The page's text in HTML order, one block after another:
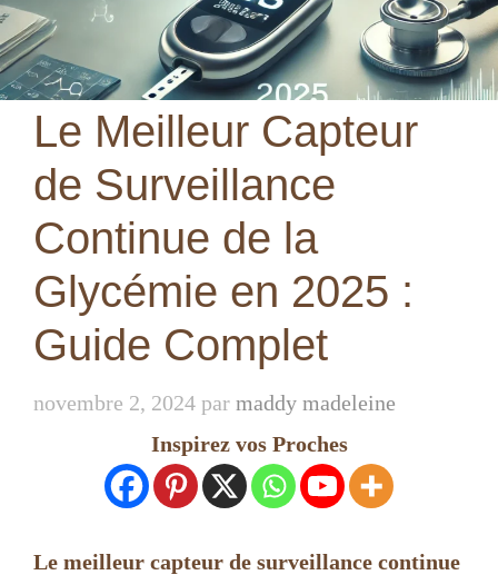
Le Meilleur Capteur
de Surveillance
Continue de la
Glycémie en 2025 :
Guide Complet
novembre 2, 2024 par maddy madeleine
Inspirez vos Proches
Le meilleur capteur de surveillance continue